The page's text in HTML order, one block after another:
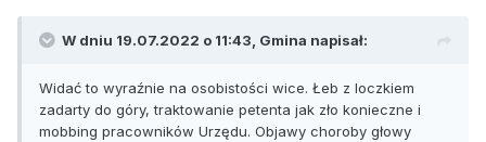
W dniu 19.07.2022 o 11:43, Gmina napisał:
Widać to wyraźnie na osobistości wice. Łeb z loczkiem
zadarty do góry, traktowanie petenta jak zło konieczne i
mobbing pracowników Urzędu. Objawy choroby głowy